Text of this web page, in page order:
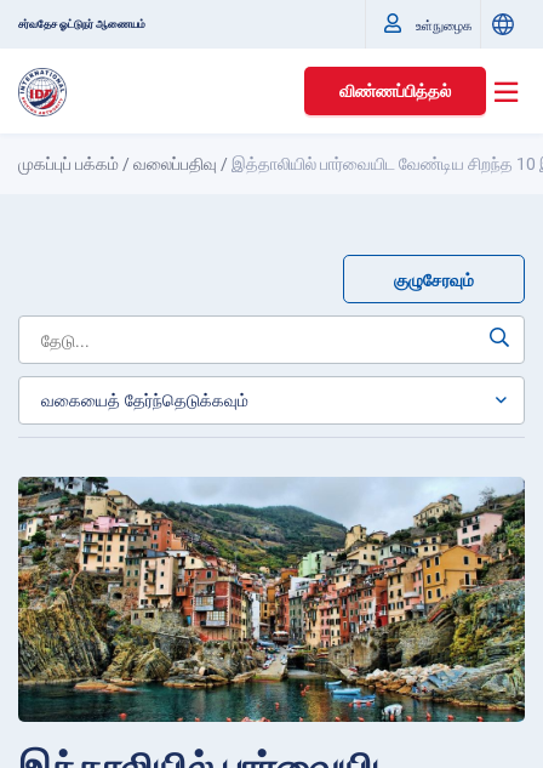
சர்வதேச ஓட்டுநர் ஆணையம் உள்நுழைக
விண்ணப்பித்தல்
முகப்புப் பக்கம் /வலைப்பதிவு / இத்தாலியில் பார்வையிட வேண்டிய சிறந்த
குழுசேரவும்